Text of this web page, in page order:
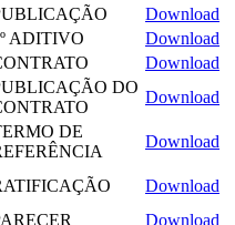
Download
ADITIVO
Download
Download
DO
Download
DE
Download
Download
Download